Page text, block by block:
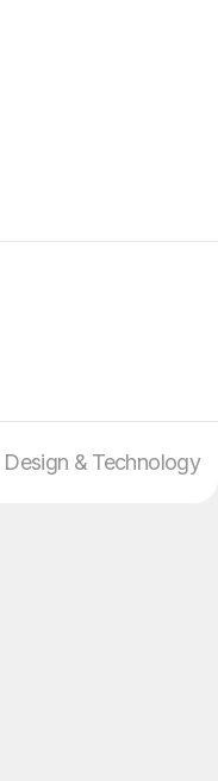
Design & Technology